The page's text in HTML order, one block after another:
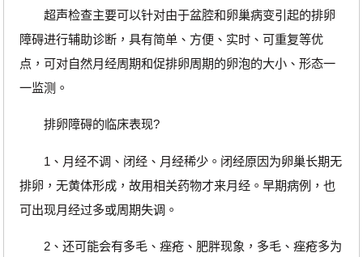
超声检查主要可以针对由于盆腔和卵巢病变引起的排卵
障碍进行辅助诊断，具有简单、方便、实时、可重复等优
点，可对自然月经周期和促排卵周期的卵泡的大小、形态一
一监测。
排卵障碍的临床表现?
1、月经不调、闭经、月经稀少。闭经原因为卵巢长期无
排卵，无黄体形成，故用相关药物才来月经。早期病例，也
可出现月经过多或周期失调。
2、还可能会有多毛、痤疮、肥胖现象，多毛、痤疮多为